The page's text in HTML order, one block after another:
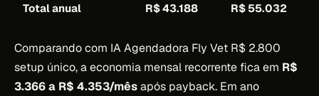
Total anual
R$ 43.188 R$ 55.032
Comparando com IA Agendadora Fly Vet R$ 2.800
setup único, a economia mensal recorrente fica em R$
3.366 a R$ 4.353/mêsapós payback. Em ano